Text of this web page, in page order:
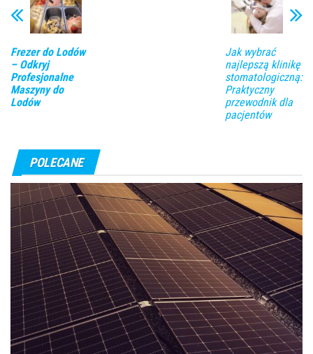
Frezer do Lodów
– Odkryj
Profesjonalne
Maszyny do
Lodów
Jak wybrać
najlepszą klinikę
stomatologiczną:
Praktyczny
przewodnik dla
pacjentów
POLECANE